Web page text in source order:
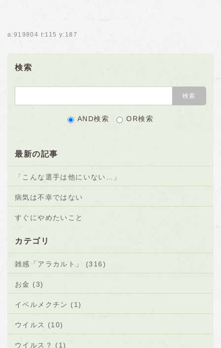
a:919804 t:115 y:187
検索
AND検索 OR検索
最新の記事
「こんな選手は他にいない…」
病気は不幸ではない
すぐにやめたいこと
カテゴリ
雑感「アラカルト」 (316)
お金 (3)
イベルメクチン (1)
ウイルス (10)
ウイルス？ (1)